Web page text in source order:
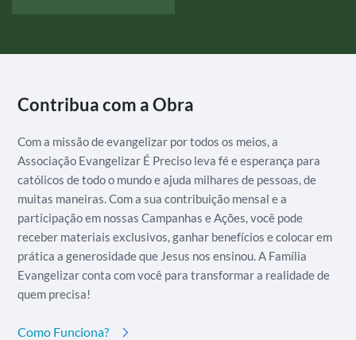
Contribua com a Obra
Com a missão de evangelizar por todos os meios, a
Associação Evangelizar É Preciso leva fé e esperança para
católicos de todo o mundo e ajuda milhares de pessoas, de
muitas maneiras. Com a sua contribuição mensal e a
participação em nossas Campanhas e Ações, você pode
receber materiais exclusivos, ganhar benefícios e colocar em
prática a generosidade que Jesus nos ensinou. A Família
Evangelizar conta com você para transformar a realidade de
quem precisa!
Como Funciona?